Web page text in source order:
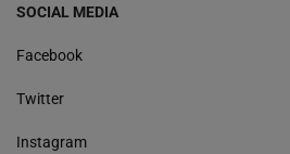
SOCIAL MEDIA
Facebook
Twitter
Instagram